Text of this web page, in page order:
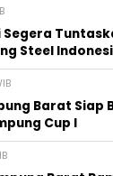
Segera
Steel
Barat Siap
Cup I